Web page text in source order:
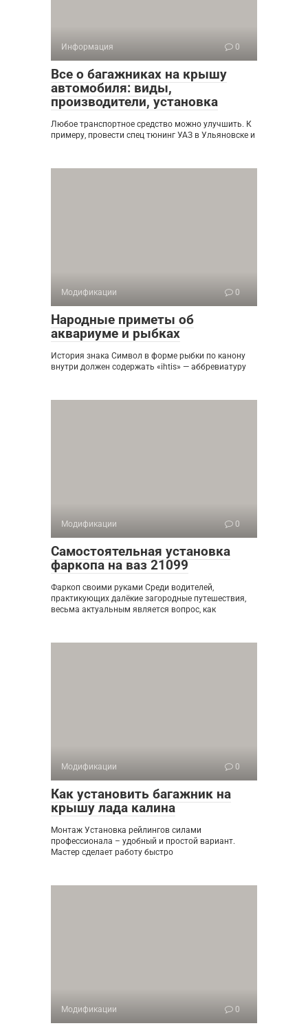
Информация 0
Все о багажниках на крышу
автомобиля: виды,
производители, установка
Любое транспортное средство можно улучшить. К
примеру, провести спец тюнинг УАЗ в Ульяновске и
Модификации 0
Народные приметы об
аквариуме и рыбках
История знака Символ в форме рыбки по канону
внутри должен содержать «ihtis» — аббревиатуру
Модификации 0
Самостоятельная установка
фаркопа на ваз 21099
Фаркоп своими руками Среди водителей,
практикующих далёкие загородные путешествия,
весьма актуальным является вопрос, как
Модификации 0
Как установить багажник на
крышу лада калина
Монтаж Установка рейлингов силами
профессионала – удобный и простой вариант.
Мастер сделает работу быстро
Модификации 0